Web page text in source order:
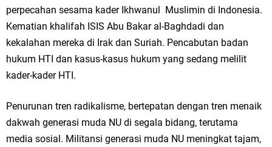
perpecahan sesama kader Ikhwanul Muslimin di Indonesia.
Kematian khalifah ISIS Abu Bakar al-Baghdadi dan
kekalahan mereka di Irak dan Suriah. Pencabutan badan
hukum HTI dan kasus-kasus hukum yang sedang melilit
kader-kader HTI.
Penurunan tren radikalisme, bertepatan dengan tren menaik
dakwah generasi muda NU di segala bidang, terutama
media sosial. Militansi generasi muda NU meningkat tajam,